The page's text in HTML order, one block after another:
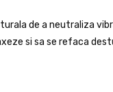
de a neutraliza
si sa se refaca